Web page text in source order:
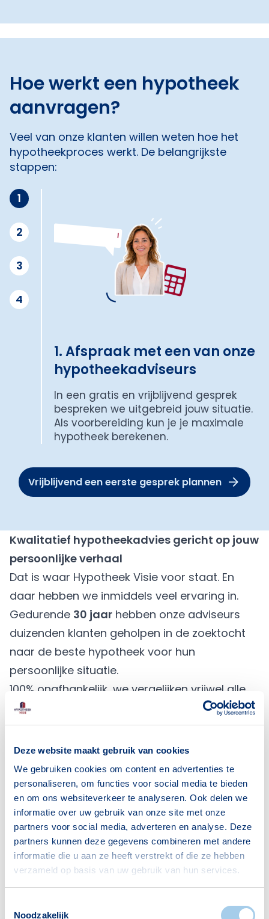
Deze website maakt gebruik van cookies
We gebruiken cookies om content en advertenties te
personaliseren, om functies voor social media te bieden
en om ons websiteverkeer te analyseren. Ook delen we
informatie over uw gebruik van onze site met onze
partners voor social media, adverteren en analyse. Deze
partners kunnen deze gegevens combineren met andere
informatie die u aan ze heeft verstrekt of die ze hebben
verzameld op basis van uw gebruik van hun services.
Noodzakelijk
Hoe werkt een hypotheek
aanvragen?
Veel van onze klanten willen weten hoe het
hypotheekproces werkt. De belangrijkste
stappen:
1
2
3
4
1. Afspraak met een van onze
hypotheekadviseurs
In een gratis en vrijblijvend gesprek
bespreken we uitgebreid jouw situatie.
Als voorbereiding kun je je maximale
hypotheek berekenen.
Vrijblijvend een eerste gesprek plannen
Kwalitatief hypotheekadvies gericht op jouw
persoonlijke verhaal
Dat is waar Hypotheek Visie voor staat. En
daar hebben we inmiddels veel ervaring in.
Gedurende 30 jaar hebben onze adviseurs
duizenden klanten geholpen in de zoektocht
naar de beste hypotheek voor hun
persoonlijke situatie.
100% onafhankelijk, we vergelijken vrijwel alle
banken en geldverstrekkers
Altijd dichtbij: een vestiging bij jouin de
buurt
of via
online webcam advies
Deskundige en gediplomeerde adviseurs die je
helpen met al je vragen
Kwaliteitscontroles op de adviezen die de
adviseurs geven
Wat vinden klanten van ons?
We zijn trots op de vele mooie adviezen die
we onze klanten hebben mogen geven. En
beoordelingen, beoordeeld met
gemiddeld